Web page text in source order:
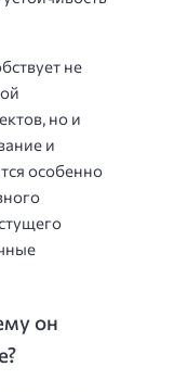
не
но и
и
особенно
он